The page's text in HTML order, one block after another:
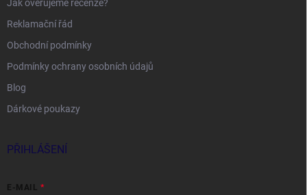
Jak ověřujeme recenze?
Reklamační řád
Obchodní podmínky
Podmínky ochrany osobních údajů
Blog
Dárkové poukazy
PŘIHLÁŠENÍ
E-MAIL